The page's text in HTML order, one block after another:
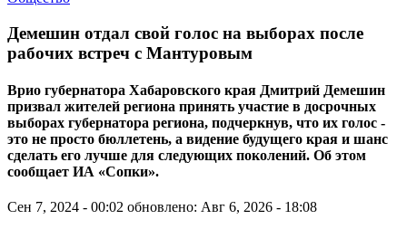
Демешин отдал свой голос на выборах после
рабочих встреч с Мантуровым
Врио губернатора Хабаровского края Дмитрий Демешин
призвал жителей региона принять участие в досрочных
выборах губернатора региона, подчеркнув, что их голос -
это не просто бюллетень, а видение будущего края и шанс
сделать его лучше для следующих поколений. Об этом
сообщает ИА «Сопки».
Сен 7, 2024 - 00:02 обновлено: Авг 6, 2026 - 18:08